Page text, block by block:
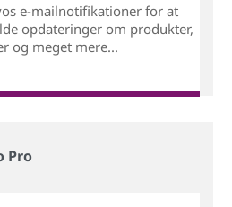
e-mailnotifikationer for at
opdateringer om produkter,
og meget mere...
Pro